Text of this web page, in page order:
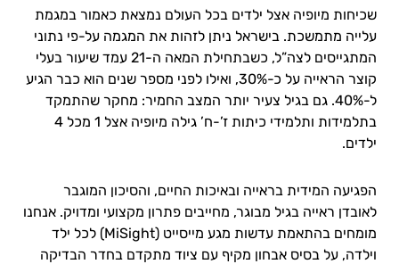
שכיחות מיופיה אצל ילדים בכל העולם נמצאת כאמור במגמת
עלייה מתמשכת. בישראל ניתן לזהות את המגמה על-פי נתוני
המתגייסים לצה”ל, כשבתחילת המאה ה-21 עמד שיעור בעלי
קוצר הראייה על כ-30%, ואילו לפני מספר שנים הוא כבר הגיע
ל-40%. גם בגיל צעיר יותר המצב החמיר: מחקר שהתמקד
בתלמידות ותלמידי כיתות ז’-ח’ גילה מיופיה אצל 1 מכל 4
ילדים.
הפגיעה המידית בראייה ובאיכות החיים, והסיכון המוגבר
לאובדן ראייה בגיל מבוגר, מחייבים פתרון מקצועי ומדויק. אנחנו
מומחים בהתאמת עדשות מגע מייסייט (MiSight) לכל ילד
וילדה, על בסיס אבחון מקיף עם ציוד מתקדם בחדר הבדיקה